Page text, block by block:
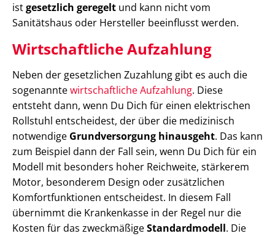
istgesetzlich geregelt und kann nicht vom
Sanitätshaus oder Hersteller beeinflusst werden.
Wirtschaftliche Aufzahlung
Neben der gesetzlichen Zuzahlung gibt es auch die
sogenanntewirtschaftliche Aufzahlung. Diese
entsteht dann, wenn Du Dich für einen elektrischen
Rollstuhl entscheidest, der über die medizinisch
notwendige Grundversorgung hinausgeht. Das kann
zum Beispiel dann der Fall sein, wenn Du Dich für ein
Modell mit besonders hoher Reichweite, stärkerem
Motor, besonderem Design oder zusätzlichen
Komfortfunktionen entscheidest. In diesem Fall
übernimmt die Krankenkasse in der Regel nur die
Kosten für das zweckmäßigeStandardmodell. Die